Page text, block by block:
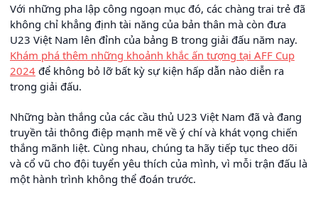
Với những pha lập công ngoạn mục đó, các chàng trai trẻ đã
không chỉ khẳng định tài năng của bản thân mà còn đưa
U23 Việt Nam lên đỉnh của bảng B trong giải đấu năm nay.
Khám phá thêm những khoảnh khắc ấn tượng tại AFF Cup
2024 để không bỏ lỡ bất kỳ sự kiện hấp dẫn nào diễn ra
trong giải đấu.
Những bàn thắng của các cầu thủ U23 Việt Nam đã và đang
truyền tải thông điệp mạnh mẽ về ý chí và khát vọng chiến
thắng mãnh liệt. Cùng nhau, chúng ta hãy tiếp tục theo dõi
và cổ vũ cho đội tuyển yêu thích của mình, vì mỗi trận đấu là
một hành trình không thể đoán trước.